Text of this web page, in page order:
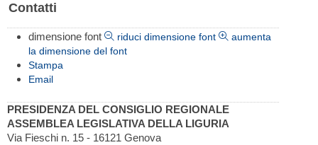
Contatti
dimensione font riduci dimensione font
aumenta
la dimensione del font
Stampa
Email
PRESIDENZA DEL CONSIGLIO REGIONALE
ASSEMBLEA LEGISLATIVA DELLA LIGURIA
Via Fieschi n. 15 - 16121 Genova